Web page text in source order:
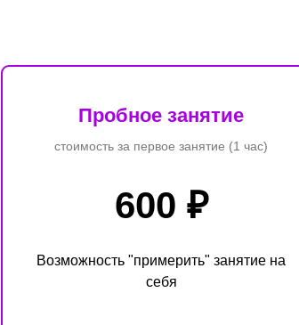
Пробное занятие
стоимость за первое занятие (1 час)
600 ₽
Возможность "примерить" занятие на
себя